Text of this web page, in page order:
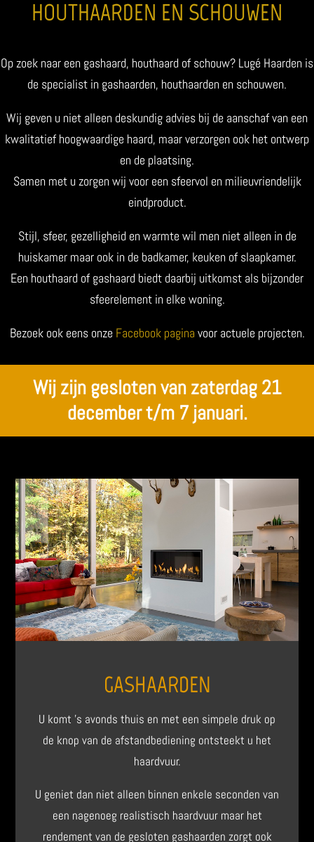
HOUTHAARDEN EN SCHOUWEN
Op zoek naar een gashaard, houthaard of schouw? Lugé Haarden is
de specialist in gashaarden, houthaarden en schouwen.
Wij geven u niet alleen deskundig advies bij de aanschaf van een
kwalitatief hoogwaardige haard, maar verzorgen ook het ontwerp
en de plaatsing.
Samen met u zorgen wij voor een sfeervol en milieuvriendelijk
eindproduct.
Stijl, sfeer, gezelligheid en warmte wil men niet alleen in de
huiskamer maar ook in de badkamer, keuken of slaapkamer.
Een houthaard of gashaard biedt daarbij uitkomst als bijzonder
sfeerelement in elke woning.
Bezoek ook eens onze Facebook pagina voor actuele projecten.
Wij zijn gesloten van zaterdag 21
december t/m 7 januari.
GASHAARDEN
U komt ’s avonds thuis en met een simpele druk op
de knop van de afstandbediening ontsteekt u het
haardvuur.
U geniet dan niet alleen binnen enkele seconden van
een nagenoeg realistisch haardvuur maar het
rendement van de gesloten gashaarden zorgt ook